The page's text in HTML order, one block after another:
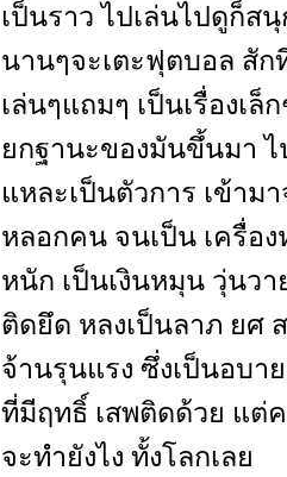
เป็นราว ไปเล่นไปดูก็ส
นานๆจะเตะฟุตบอล สัก
เล่นๆแถมๆ เป็นเรื่องเ
ยกฐานะของมันขึ้นมา
แหละเป็นตัวการ เข้าม
หลอกคน จนเป็น เครื่อ
หนัก เป็นเงินหมุน วุ่นว
ติดยึด หลงเป็นลาภ ยศ
จ้านรุนแรง ซึ่งเป็นอบา
ที่มีฤทธิ์ เสพติดด้วย แต่
จะทำยังไง ทั้งโลกเลย